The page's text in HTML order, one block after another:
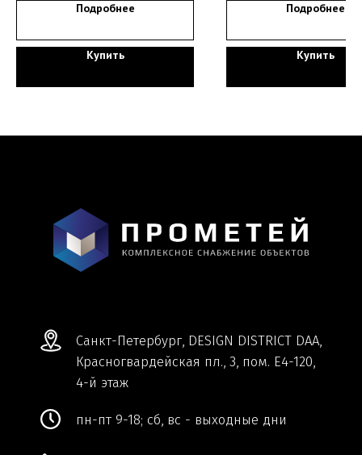
Подробнее
Купить
Подробнее
Купить
сайте, являются справочными и не
пн-пт 9-18; сб, вс - выходные дни
+7 (921) 330-13-13 +7 (812) 577-77-00
Сделано в